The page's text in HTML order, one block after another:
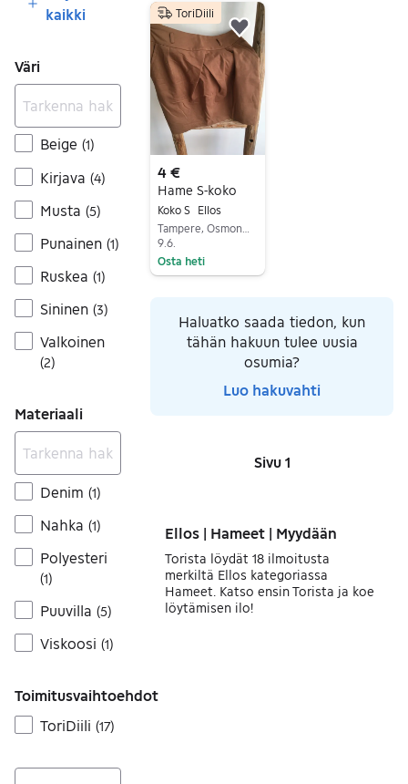
kaikki
Väri
Beige (1)
Kirjava (4)
Musta (5)
Punainen (1)
Ruskea (1)
Sininen (3)
Valkoinen
(2)
Materiaali
Denim (1)
Nahka (1)
Polyesteri
(1)
Puuvilla (5)
Viskoosi (1)
Toimitusvaihtoehdot
ToriDiili (17)
4 €
Hame S-koko
Koko S
Ellos
9.6.
Osta heti
ToriDiili
Lisää suosikiksi.
Haluatko saada tiedon, kun
tähän hakuun tulee uusia
osumia?
Luo hakuvahti
Sivut
Sivu 1
Ellos | Hameet | Myydään
Torista löydät 18 ilmoitusta
merkiltä Ellos kategoriassa
Hameet. Katso ensin Torista ja koe
löytämisen ilo!